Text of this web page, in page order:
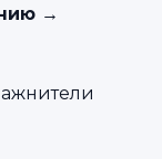
→